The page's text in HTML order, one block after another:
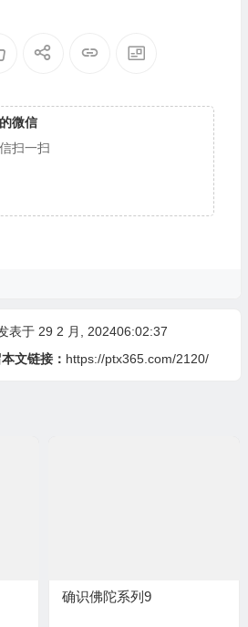
微信
扫一扫
表于 29 2 月, 202406:02:37
文链接： https://ptx365.com/2120/
确识佛陀系列9